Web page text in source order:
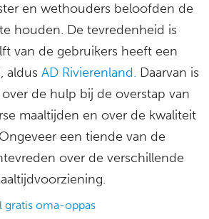
en wethouders beloofden de
houden. De tevredenheid is
van de gebruikers heeft een
aldus AD Rivierenland. Daarvan is
de hulp bij de overstap van
maaltijden en over de kwaliteit
een tiende van de
over de verschillende
oma-oppas